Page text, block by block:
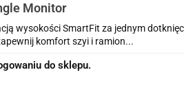
Monitor
wysokości SmartFit za jednym
komfort szyi i ramion...
do sklepu.